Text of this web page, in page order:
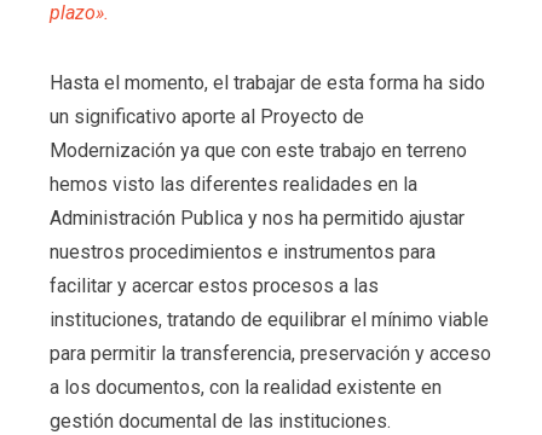
plazo».
Hasta el momento, el trabajar de esta forma ha sido
un significativo aporte al Proyecto de
Modernización ya que con este trabajo en terreno
hemos visto las diferentes realidades en la
Administración Publica y nos ha permitido ajustar
nuestros procedimientos e instrumentos para
facilitar y acercar estos procesos a las
instituciones, tratando de equilibrar el mínimo viable
para permitir la transferencia, preservación y acceso
a los documentos, con la realidad existente en
gestión documental de las instituciones.